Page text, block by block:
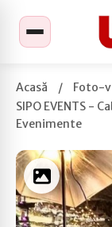
Acasă / Foto-
SIPO EVENTS -
Evenimente